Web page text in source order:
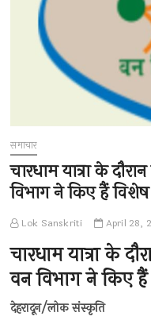
समाचार
चारधाम यात्रा के
विभाग ने किए हैं विशेष
Lok Sanskriti April 28,
चारधाम यात्रा के
वन विभाग ने किए
देहरादून/लोक संस्कृति